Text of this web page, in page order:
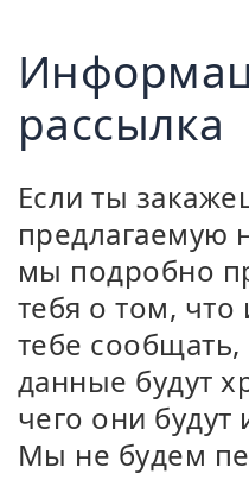
рассылка
Если ты
предлагаемую
мы подробно
тебя о том,
тебе сообщать,
данные будут
чего они будут
Мы не будем